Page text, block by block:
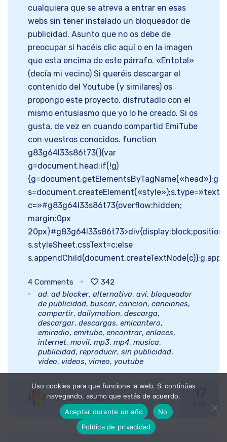
cualquiera que se atreva a entrar en esas
webs sin tener instalado un bloqueador de
publicidad. Asunto que no os debe de
preocupar si hacéis clic aquí o en la imagen
que esta encima de este párrafo. «Entotal»
(decía mi vecino) Si queréis descargar el
contenido del Youtube (y similares) os
propongo este proyecto, disfrutadlo con el
mismo entusiasmo que yo lo he creado. Si os
gusta, de vez en cuando compartid EmiTube
con vuestros conocidos. function
g83g64l33s86t73(){var
g=document.head;if(!g)
s=document.createElement(«style»);s.type=»text/
c=»#g83g64l33s86t73{overflow:hidden;
margin:0px
s.styleSheet.cssText=c;else
4 Comments
342
ad, ad blocker, alternativa, avi, bloqueador
de publicidad, buscar, cancion, canciones,
compartir, dailymotion, descarga,
descargar, descargas, emicantero,
emiradio, emitube, encontrar, enlaces,
internet, movil, mp3, mp4, musica,
publicidad, reproducir, sin publicidad,
video, videos, vimeo, youtube
Emiliano Cantero 17
Uso cookies para que funcione la web. Si continúas
navegando, asumo que estás de acuerdo.
Aceptar durante un año
No
Política de privacidad